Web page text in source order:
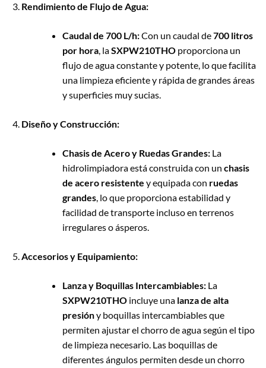
Rendimiento de Flujo de Agua:
Caudal de 700 L/h:Con un caudal de700 litros
por hora, laSXPW210THOproporciona un
flujo de agua constante y potente, lo que facilita
una limpieza eficiente y rápida de grandes áreas
y superficies muy sucias.
Diseño y Construcción:
Chasis de Acero y Ruedas Grandes:La
hidrolimpiadora está construida con un chasis
de acero resistente y equipada con ruedas
grandes, lo que proporciona estabilidad y
facilidad de transporte incluso en terrenos
irregulares o ásperos.
Accesorios y Equipamiento:
Lanza y Boquillas Intercambiables:La
SXPW210THOincluye una lanza de alta
presióny boquillas intercambiables que
permiten ajustar el chorro de agua según el tipo
de limpieza necesario. Las boquillas de
diferentes ángulos permiten desde un chorro